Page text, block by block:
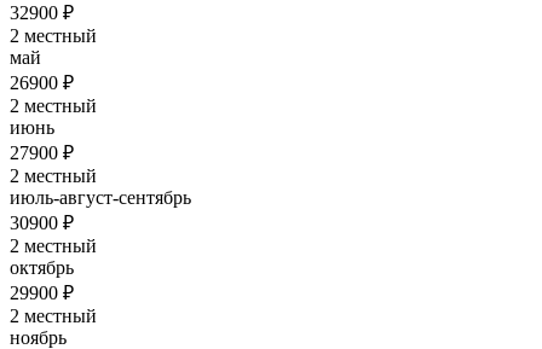
32900 ₽
2 местный
май
26900 ₽
2 местный
июнь
27900 ₽
2 местный
июль-август-сентябрь
30900 ₽
2 местный
октябрь
29900 ₽
2 местный
ноябрь